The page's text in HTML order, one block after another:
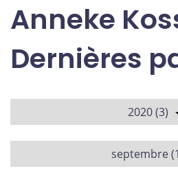
Anneke
Dernières
2020 (3)
septembre